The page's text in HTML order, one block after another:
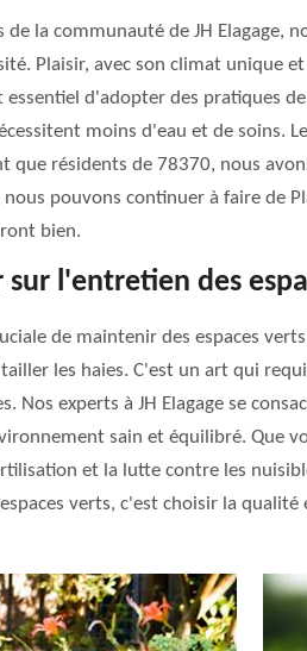
la communauté de JH Elagage,
Plaisir, avec son climat unique
d'adopter des pratiques
moins d'eau et de soins.
que résidents de 78370, nous
nous pouvons continuer à faire
bien.
l'entretien des
de maintenir des espaces
les haies. C'est un art qui
Nos experts à JH Elagage se
sain et équilibré. Que
et la lutte contre les
verts, c'est choisir la